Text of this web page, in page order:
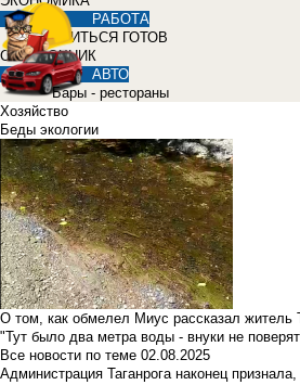
РАБОТА
УЧИТЬСЯ ГОТОВ
СПРАВОЧНИК
АВТО
Бары - рестораны
Хозяйство
Беды экологии
О том, как обмелел Миус рассказал житель
"Тут было два метра воды - внуки не
Все новости по теме 02.08.2025
Администрация Таганрога наконец